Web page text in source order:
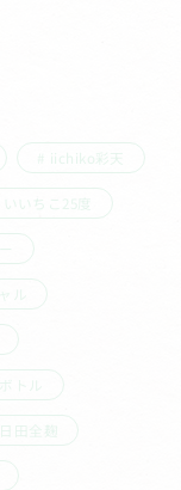
iichiko彩天
いいちこ25度
ル
トル
田全麹